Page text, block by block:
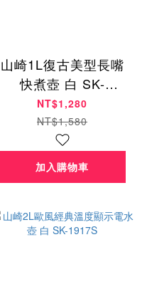
山崎1L復古美型長嘴
快煮壺 白 SK-
1833SB(W)
NT$1,280
NT$1,580
加入購物車